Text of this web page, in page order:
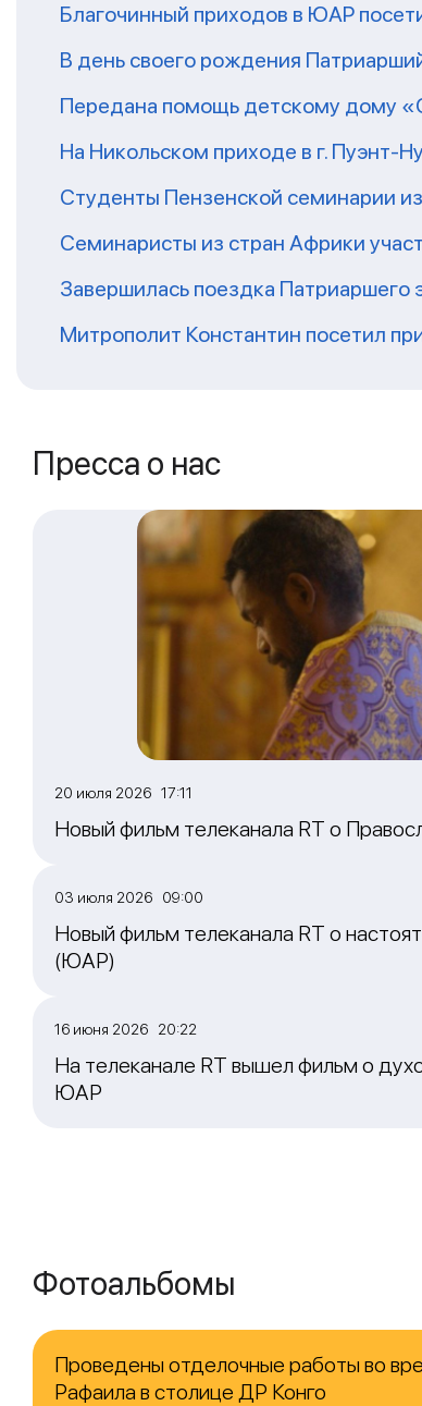
Благочинный приходов в ЮАР
В день своего рождения
Передана помощь детскому дому
На Никольском приходе в г. Пуэнт-
Студенты Пензенской семинарии
Семинаристы из стран Африки
Завершилась поездка Патриаршего
Митрополит Константин посетил
Пресса о нас
20 июля 2026 17:11
Новый фильм телеканала RT о
03 июля 2026 09:00
Новый фильм телеканала RT о
(ЮАР)
16 июня 2026 20:22
На телеканале RT вышел фильм о
ЮАР
Фотоальбомы
Проведены отделочные работы во
Рафаила в столице ДР Конго